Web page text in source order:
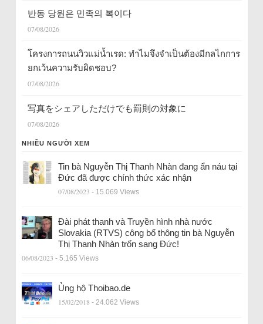
반동 당원은 민족의 복이다
07/08/2026
โครงการถนนวิวแม่น้ำเรด: ทำไมจึงจำเป็นต้องมีกลไกการ
ยกเว้นความรับผิดชอบ?
07/08/2026
写真をシェアしただけでも罰則の対象に
07/08/2026
NHIỀU NGƯỜI XEM
Tin bà Nguyễn Thị Thanh Nhàn đang ẩn náu tại
Đức đã được chính thức xác nhận
07/08/2023 - 15.069 Views
Đài phát thanh và Truyền hình nhà nước
Slovakia (RTVS) công bố thông tin bà Nguyễn
Thị Thanh Nhàn trốn sang Đức!
06/08/2023 - 5.165 Views
Ủng hộ Thoibao.de
15/02/2018 - 24.062 Views